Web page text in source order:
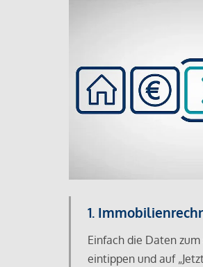
1.
Einfach die Daten
eintippen und auf